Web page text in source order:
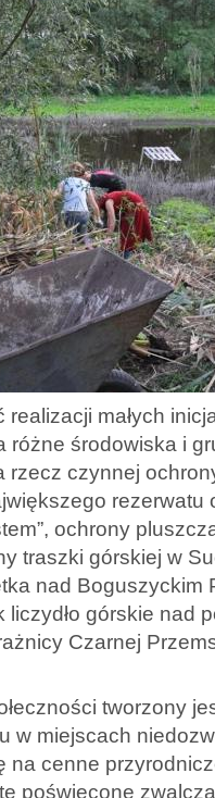
małych
różne środowiska i
rzecz czynnej
rezerwatu
ochrony
traszki górskiej w
nad Boguszyckim
górskie nad
Czarnej
tworzony
w miejscach
na cenne
poświecone